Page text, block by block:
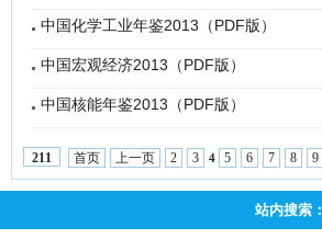
中国化学工业年鉴2013（PDF版）
中国宏观经济2013（PDF版）
中国核能年鉴2013（PDF版）
211 首页 上一页 2 3 4 5 6 7 8 9
站内搜索：